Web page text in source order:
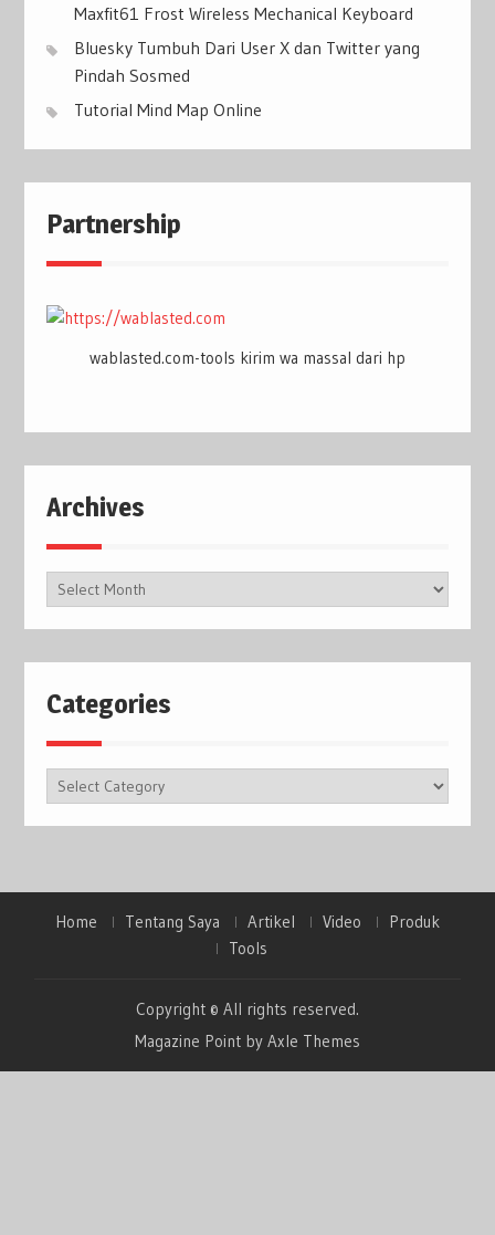
Maxfit61 Frost Wireless Mechanical Keyboard
Bluesky Tumbuh Dari User X dan Twitter yang
Pindah Sosmed
Tutorial Mind Map Online
Partnership
wablasted.com-tools kirim wa massal dari hp
Archives
Archives
Categories
Categories
Home Tentang Saya Artikel Video
Produk
Tools
Copyright © All rights reserved.
Magazine Point by Axle Themes